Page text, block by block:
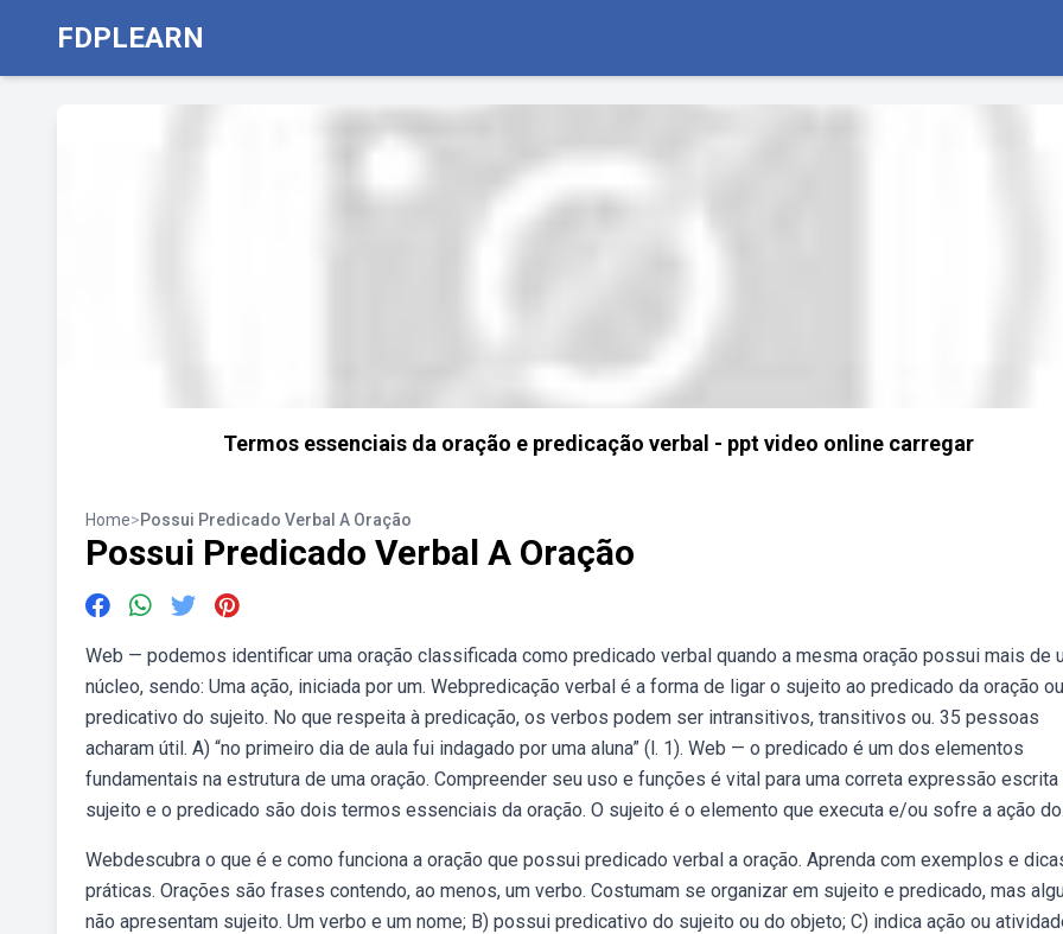
FDPLEARN
Termos essenciais da oração e predicação verbal - ppt video online carregar
Home>Possui Predicado Verbal A Oração
Possui Predicado Verbal A Oração
Web — podemos identificar uma oração classificada como predicado verbal quando a mesma oração possui mais de
núcleo, sendo: Uma ação, iniciada por um. Webpredicação verbal é a forma de ligar o sujeito ao predicado da oração
predicativo do sujeito. No que respeita à predicação, os verbos podem ser intransitivos, transitivos ou. 35 pessoas
acharam útil. A) “no primeiro dia de aula fui indagado por uma aluna” (l. 1). Web — o predicado é um dos elementos
fundamentais na estrutura de uma oração. Compreender seu uso e funções é vital para uma correta expressão escrita
sujeito e o predicado são dois termos essenciais da oração. O sujeito é o elemento que executa e/ou sofre a ação
Webdescubra o que é e como funciona a oração que possui predicado verbal a oração. Aprenda com exemplos e
práticas. Orações são frases contendo, ao menos, um verbo. Costumam se organizar em sujeito e predicado, mas
não apresentam sujeito. Um verbo e um nome; B) possui predicativo do sujeito ou do objeto; C) indica ação ou